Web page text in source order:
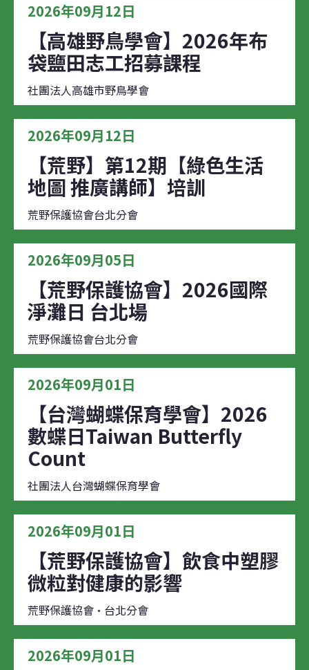
2026年09月12日
【高雄野鳥學會】2026年布
袋鹽田志工招募課程
社團法人高雄市野鳥學會
2026年09月12日
【荒野】第12期【綠色生活
地圖 推廣講師】培訓
荒野保護協會台北分會
2026年09月05日
【荒野保護協會】2026國際
淨灘日 台北場
荒野保護協會台北分會
2026年09月01日
【台灣蝴蝶保育學會】2026
數蝶日Taiwan Butterfly
Count
社團法人台灣蝴蝶保育學會
2026年09月01日
【荒野保護協會】飲食中塑膠
微粒對健康的影響
荒野保護協會·台北分會
2026年09月01日